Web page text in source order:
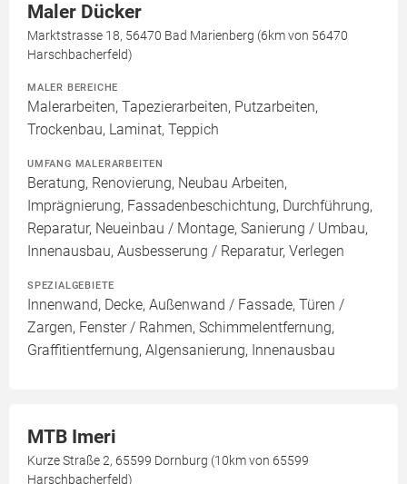
Maler Dücker
Marktstrasse 18, 56470 Bad Marienberg (6km von 56470
Harschbacherfeld)
MALER BEREICHE
Malerarbeiten, Tapezierarbeiten, Putzarbeiten,
Trockenbau, Laminat, Teppich
UMFANG MALERARBEITEN
Beratung, Renovierung, Neubau Arbeiten,
Imprägnierung, Fassadenbeschichtung, Durchführung,
Reparatur, Neueinbau / Montage, Sanierung / Umbau,
Innenausbau, Ausbesserung / Reparatur, Verlegen
SPEZIALGEBIETE
Innenwand, Decke, Außenwand / Fassade, Türen /
Zargen, Fenster / Rahmen, Schimmelentfernung,
Graffitientfernung, Algensanierung, Innenausbau
MTB Imeri
Kurze Straße 2, 65599 Dornburg (10km von 65599
Harschbacherfeld)